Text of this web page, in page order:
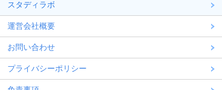
スタディラボ
運営会社概要
お問い合わせ
プライバシーポリシー